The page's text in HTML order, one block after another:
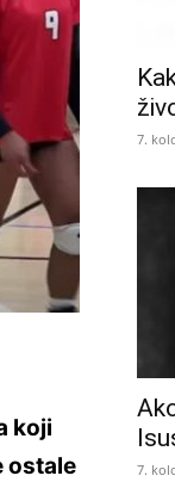
koji
ostale
7.
7.